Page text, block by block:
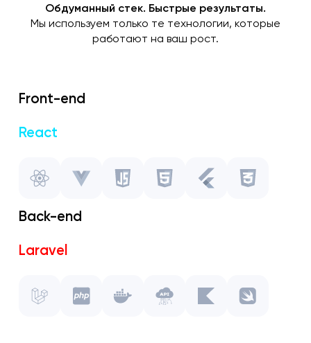
Обдуманный стек. Быстрые результаты.
Мы используем только те технологии, которые
работают на ваш рост.
Front-end
React
Vue.js
CSS
Back-end
Laravel
PHP